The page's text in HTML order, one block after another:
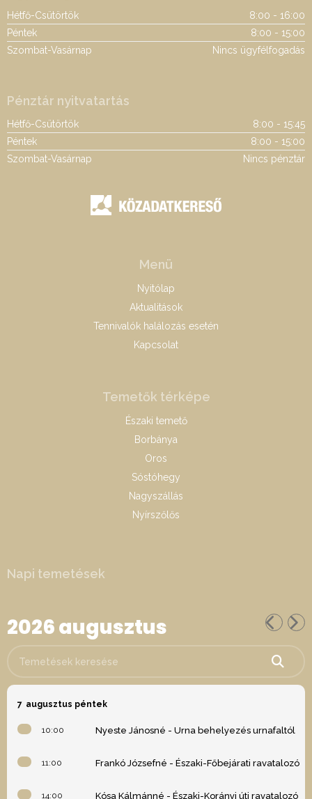
Hétfő-Csütörtök
8:00 - 16:00
Péntek
8:00 - 15:00
Szombat-Vasárnap
Nincs ügyfélfogadás
Pénztár nyitvatartás
Hétfő-Csütörtök
8:00 - 15:45
Péntek
8:00 - 15:00
Szombat-Vasárnap
Nincs pénztár
Menü
Nyitólap
Aktualitások
Tennivalók halálozás esetén
Kapcsolat
Temetők térképe
Északi temető
Borbánya
Oros
Sóstóhegy
Nagyszállás
Nyírszőlős
Napi temetések
2026 augusztus
7 augusztus péntek
10:00 Nyeste Jánosné - Urna behelyezés urnafaltól
11:00 Frankó Józsefné - Északi-Főbejárati ravatalozó
14:00 Kósa Kálmánné - Északi-Korányi úti ravatalozó